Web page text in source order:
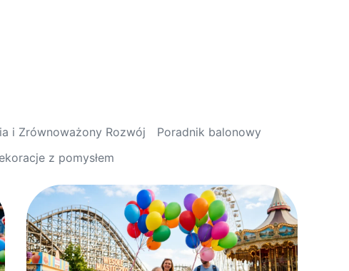
i Zrównoważony Rozwój
Poradnik balonowy
z pomysłem